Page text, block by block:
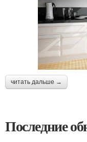
читать дальше →
Последние